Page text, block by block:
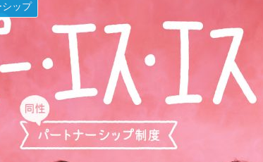
ップ